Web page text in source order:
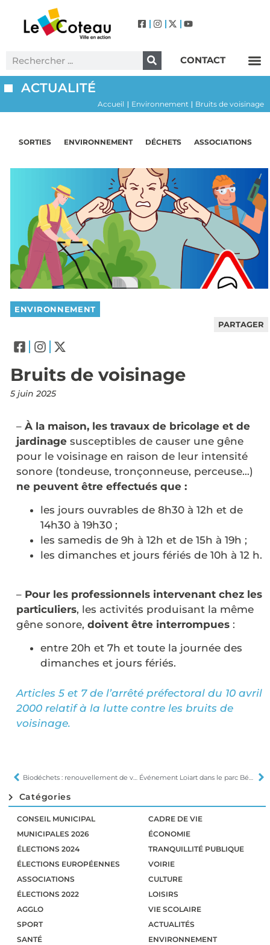
CONTACT
ACTUALITÉ
Accueil | Environnement | Bruits de voisinage
SORTIES ENVIRONNEMENT DÉCHETS ASSOCIATIONS
ENVIRONNEMENT
PARTAGER
Bruits de voisinage
5 juin 2025
– À la maison, les travaux de bricolage et de
jardinage susceptibles de causer une gêne
pour le voisinage en raison de leur intensité
sonore (tondeuse, tronçonneuse, perceuse…)
ne peuvent être effectués que :
les jours ouvrables de 8h30 à 12h et de
14h30 à 19h30 ;
les samedis de 9h à 12h et de 15h à 19h ;
les dimanches et jours fériés de 10h à 12 h.
– Pour les professionnels intervenant chez les
particuliers, les activités produisant la même
gêne sonore, doivent être interrompues :
entre 20h et 7h et toute la journée des
dimanches et jours fériés.
Articles 5 et 7 de l’arrêté préfectoral du 10 avril
2000 relatif à la lutte contre les bruits de
voisinage.
Biodéchets : renouvellement de vos sacs kraft Événement Loiart dans le parc Bécot et sur les berges du Rhins
Catégories
CONSEIL MUNICIPAL
MUNICIPALES 2026
ÉLECTIONS 2024
ÉLECTIONS EUROPÉENNES
ASSOCIATIONS
ÉLECTIONS 2022
AGGLO
SPORT
SANTÉ
CADRE DE VIE
ÉCONOMIE
TRANQUILLITÉ PUBLIQUE
VOIRIE
CULTURE
LOISIRS
VIE SCOLAIRE
ACTUALITÉS
ENVIRONNEMENT